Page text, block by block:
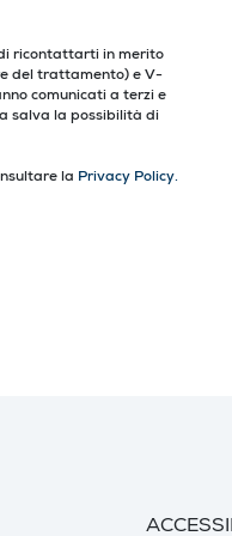
ricontattarti in merito
del trattamento) e V-
comunicati a terzi e
salva la possibilità di
la Privacy Policy.